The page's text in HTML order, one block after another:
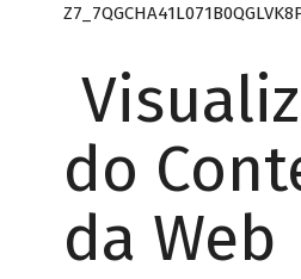
do
da Web